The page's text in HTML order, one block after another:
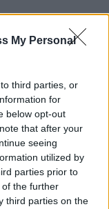
My Personal
third parties, or
for
below opt-out
that after your
seeing
utilized by
parties prior to
the further
third parties on the